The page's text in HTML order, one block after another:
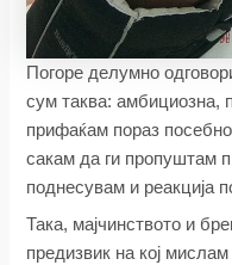
Погоре делумно
сум таква: амбициозна,
прифаќам пораз
сакам да ги пропуштам
поднесувам и реакција
Така, мајчинството и
предизвик на кој